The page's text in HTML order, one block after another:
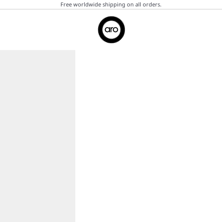
Free worldwide shipping on all orders.
Aro